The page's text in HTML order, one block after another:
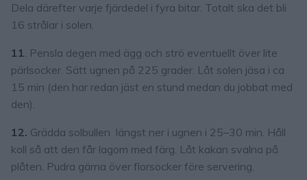
Dela därefter varje fjärdedel i fyra bitar. Totalt ska det bli
16 strålar i solen.
11. Pensla degen med ägg och strö eventuellt över lite
pärlsocker. Sätt ugnen på 225 grader. Låt solen jäsa i ca
15 min (den har redan jäst en stund medan du jobbat med
den).
12. Grädda solbullen längst ner i ugnen i 25–30 min. Håll
koll så att den får lagom med färg. Låt kakan svalna på
plåten. Pudra gärna över florsocker före servering.